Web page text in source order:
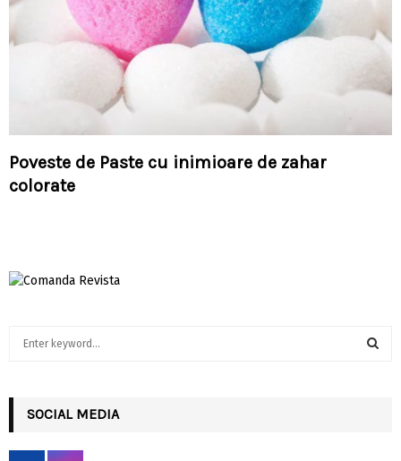
Poveste de Paste cu inimioare de zahar
colorate
h
f
SOCIAL MEDIA